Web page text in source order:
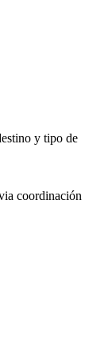
y tipo de
coordinación